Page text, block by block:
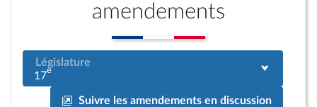
amendements
Législature
17e
Suivre les amendements en discussion